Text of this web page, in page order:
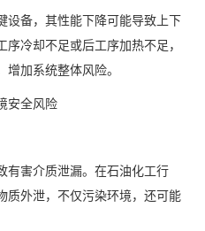
设备，其性能下降可能导致上下
冷却不足或后工序加热不足，
加系统整体风险。
安全风险
有害介质泄漏。在石油化工行
质外泄，不仅污染环境，还可能